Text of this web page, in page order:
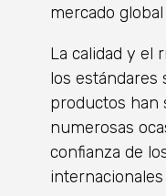
mercado
La calidad y el
los estándares
productos han
numerosas
confianza de